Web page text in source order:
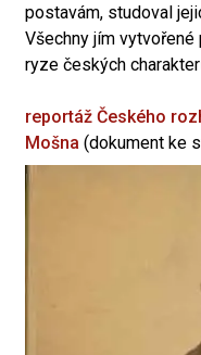
postavám, studoval
Všechny jím
ryze českých
reportáž Českého
Mošna (dokument ke